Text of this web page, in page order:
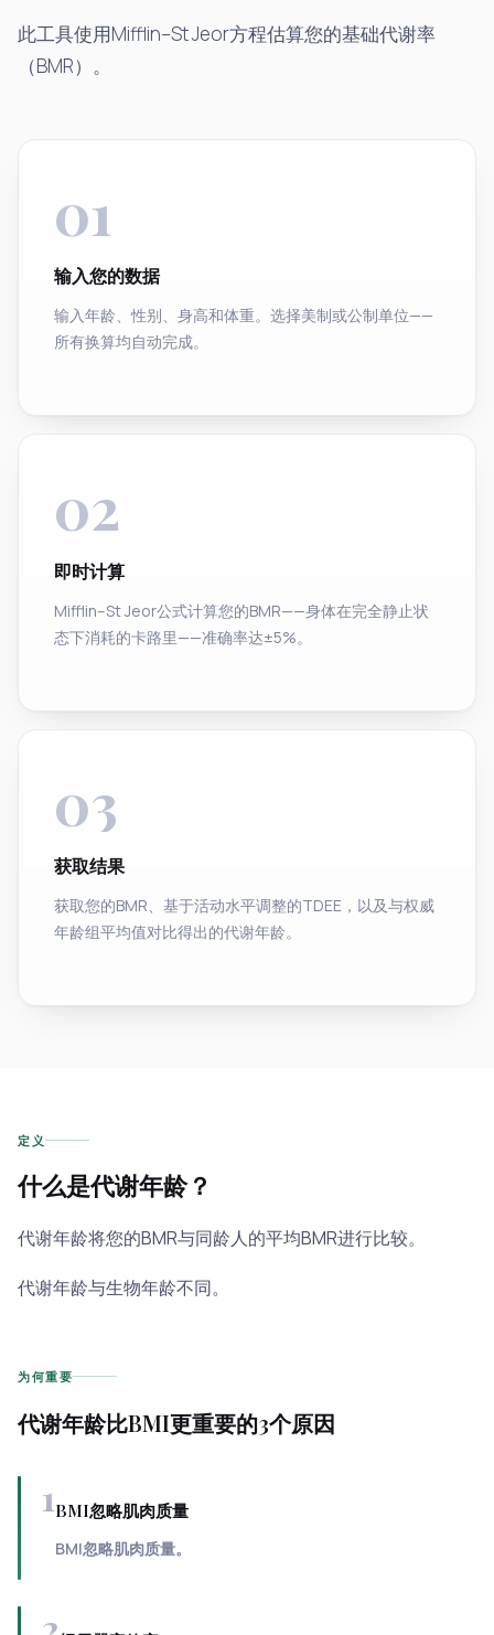
此工具使用Mifflin–St Jeor方程估算您的基础代谢率
（BMR）。
01
输入您的数据
输入年龄、性别、身高和体重。选择美制或公制单位——
所有换算均自动完成。
02
即时计算
Mifflin–St Jeor公式计算您的BMR——身体在完全静止状
态下消耗的卡路里——准确率达±5%。
03
获取结果
获取您的BMR、基于活动水平调整的TDEE，以及与权威
年龄组平均值对比得出的代谢年龄。
定义
什么是代谢年龄？
代谢年龄将您的BMR与同龄人的平均BMR进行比较。
代谢年龄与生物年龄不同。
为何重要
代谢年龄比BMI更重要的3个原因
1 BMI忽略肌肉质量
BMI忽略肌肉质量。